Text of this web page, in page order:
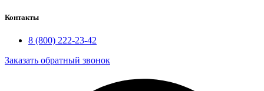
Контакты
8 (800) 222-23-42
Заказать обратный звонок